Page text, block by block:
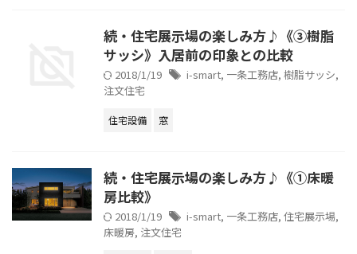
続・住宅展示場の楽しみ方♪《③樹脂
サッシ》入居前の印象との比較
2018/1/19 i-smart, 一条工務店, 樹脂サッシ,
注文住宅
住宅設備 窓
続・住宅展示場の楽しみ方♪《①床暖
房比較》
2018/1/19 i-smart, 一条工務店, 住宅展示場,
床暖房, 注文住宅